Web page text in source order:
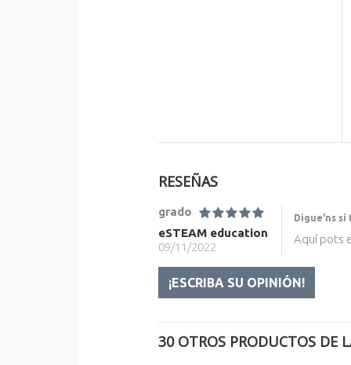
RESEÑAS
grado
eSTEAM education
09/11/2022
Digue'ns
Aquí pots
¡ESCRIBA SU OPINIÓN!
30 OTROS PRODUCTOS DE